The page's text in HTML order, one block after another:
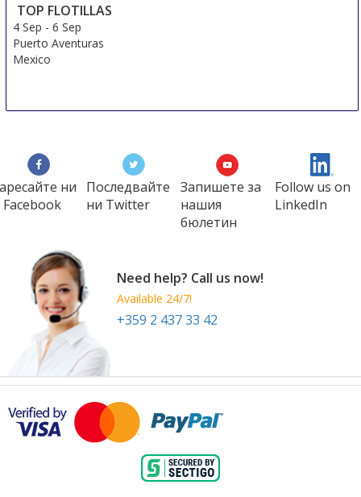
TOP FLOTILLAS
4 Sep -6 Sep
Puerto Aventuras
Mexico
ни
Последвайте
ни Twitter
Запишете за
нашия
бюлетин
Follow us on
LinkedIn
Need help? Call us now!
Available 24/7!
+359 2 437 33 42